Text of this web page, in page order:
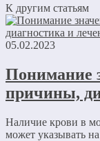
К другим статьям
05.02.2023
Понимание
причины,
Наличие крови в
может указывать